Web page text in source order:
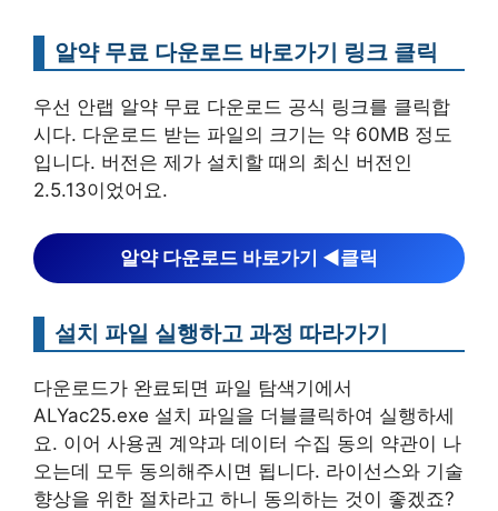
알약 무료 다운로드 바로가기 링크 클릭
우선 안랩 알약 무료 다운로드 공식 링크를 클릭합
시다. 다운로드 받는 파일의 크기는 약 60MB 정도
입니다. 버전은 제가 설치할 때의 최신 버전인
2.5.13이었어요.
알약 다운로드 바로가기 ◀︎클릭
설치 파일 실행하고 과정 따라가기
다운로드가 완료되면 파일 탐색기에서
ALYac25.exe 설치 파일을 더블클릭하여 실행하세
요. 이어 사용권 계약과 데이터 수집 동의 약관이 나
오는데 모두 동의해주시면 됩니다. 라이선스와 기술
향상을 위한 절차라고 하니 동의하는 것이 좋겠죠?